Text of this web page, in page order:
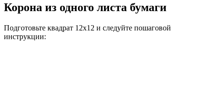
Корона из одного листа бумаги
Подготовьте квадрат 12х12 и следуйте пошаговой
инструкции: